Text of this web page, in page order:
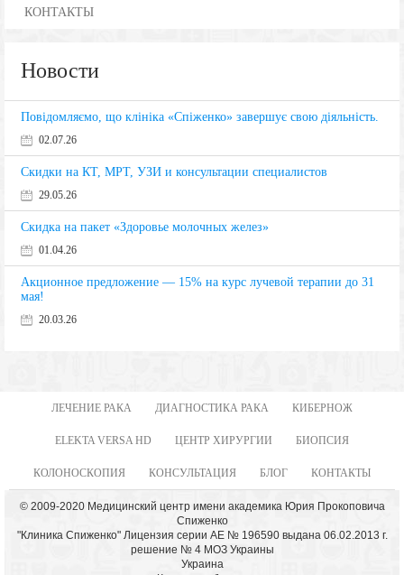
КОНТАКТЫ
Новости
Повідомляємо, що клініка «Спіженко» завершує свою діяльність.
02.07.26
Скидки на КТ, МРТ, УЗИ и консультации специалистов
29.05.26
Скидка на пакет «Здоровье молочных желез»
01.04.26
Акционное предложение — 15% на курс лучевой терапии до 31
мая!
20.03.26
ЛЕЧЕНИЕ РАКА ДИАГНОСТИКА РАКА КИБЕРНОЖ
ELEKTA VERSA HD ЦЕНТР ХИРУРГИИ БИОПСИЯ
КОЛОНОСКОПИЯ КОНСУЛЬТАЦИЯ БЛОГ КОНТАКТЫ
© 2009-2020 Медицинский центр имени академика Юрия Прокоповича
Спиженко
"Клиника Спиженко" Лицензия серии АЕ № 196590 выдана 06.02.2013 г.
решение № 4 МОЗ Украины
Украина